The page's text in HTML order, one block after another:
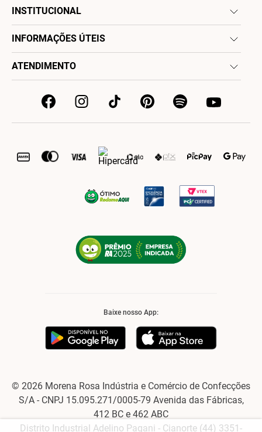
INSTITUCIONAL
INFORMAÇÕES ÚTEIS
ATENDIMENTO
Baixe nosso App:
© 2026 Morena Rosa Indústria e Comércio de Confecções
S/A - CNPJ 15.095.271/0005-79 Avenida das Fábricas,
412 BC e 462 ABC
Distrito Industrial Adelino Pagani - Cianorte (44) 3351-